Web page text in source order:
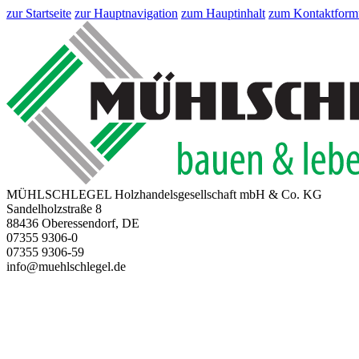
zur Startseite zur Hauptnavigation zum Hauptinhalt zum
MÜHLSCHLEGEL Holzhandelsgesellschaft mbH & Co. KG
Sandelholzstraße 8
88436 Oberessendorf, DE
07355 9306-0
07355 9306-59
info@muehlschlegel.de